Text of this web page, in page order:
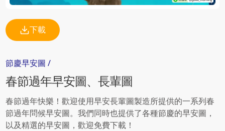
下載
節慶早安圖 /
春節過年早安圖、長輩圖
春節過年快樂！歡迎使用早安長輩圖製造所提供的一系列春
節過年問候早安圖。我們同時也提供了各種節慶的早安圖，
以及精選的早安圖，歡迎免費下載！